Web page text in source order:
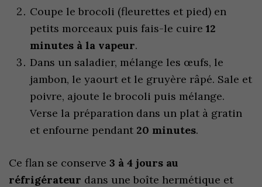
Coupe le brocoli (fleurettes et pied) en
petits morceaux puis fais-le cuire 12
minutes à la vapeur.
Dans un saladier, mélange les œufs, le
jambon, le yaourt et le gruyère râpé. Sale et
poivre, ajoute le brocoli puis mélange.
Verse la préparation dans un plat à gratin
et enfourne pendant 20 minutes.
Ce flan se conserve 3 à 4 jours au
réfrigérateur dans une boîte hermétique et